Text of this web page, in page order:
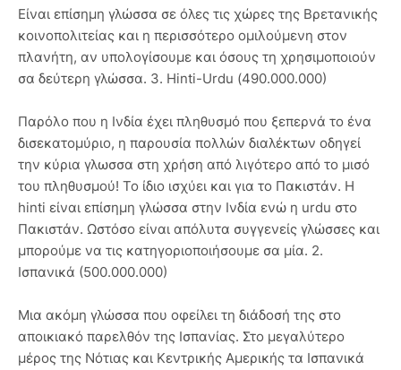
Είναι επίσημη γλώσσα σε όλες τις χώρες της Βρετανικής
κοινοπολιτείας και η περισσότερο ομιλούμενη στον
πλανήτη, αν υπολογίσουμε και όσους τη χρησιμοποιούν
σα δεύτερη γλώσσα. 3. Hinti-Urdu (490.000.000)
Παρόλο που η Ινδία έχει πληθυσμό που ξεπερνά το ένα
δισεκατομύριο, η παρουσία πολλών διαλέκτων οδηγεί
την κύρια γλωσσα στη χρήση από λιγότερο από το μισό
του πληθυσμού! Το ίδιο ισχύει και για το Πακιστάν. Η
hinti είναι επίσημη γλώσσα στην Ινδία ενώ η urdu στο
Πακιστάν. Ωστόσο είναι απόλυτα συγγενείς γλώσσες και
μπορούμε να τις κατηγοριοποιήσουμε σα μία. 2.
Ισπανικά (500.000.000)
Μια ακόμη γλώσσα που οφείλει τη διάδοσή της στο
αποικιακό παρελθόν της Ισπανίας. Στο μεγαλύτερο
μέρος της Νότιας και Κεντρικής Αμερικής τα Ισπανικά